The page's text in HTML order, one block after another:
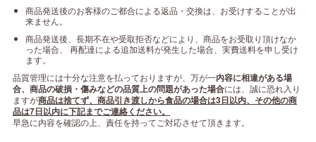
商品発送後のお客様のご都合による返品・交換は、お受けすることが出
来ません。
商品発送後、長期不在や受取拒否などにより、商品をお受取り頂けなか
った場合、 再配達による追加送料が発生した場合、実費送料を申し受け
ます。
品質管理には十分な注意を払っておりますが、万が一内容に相違がある場
合、商品の破損・傷みなどの品質上の問題があった場合には、誠に恐れ入り
ますが商品は捨てず、商品引き渡しから食品の場合は3日以内、その他の商
品は7日以内に下記までご連絡ください。
早急に内容を確認の上、責任を持ってご対応させて頂きます。